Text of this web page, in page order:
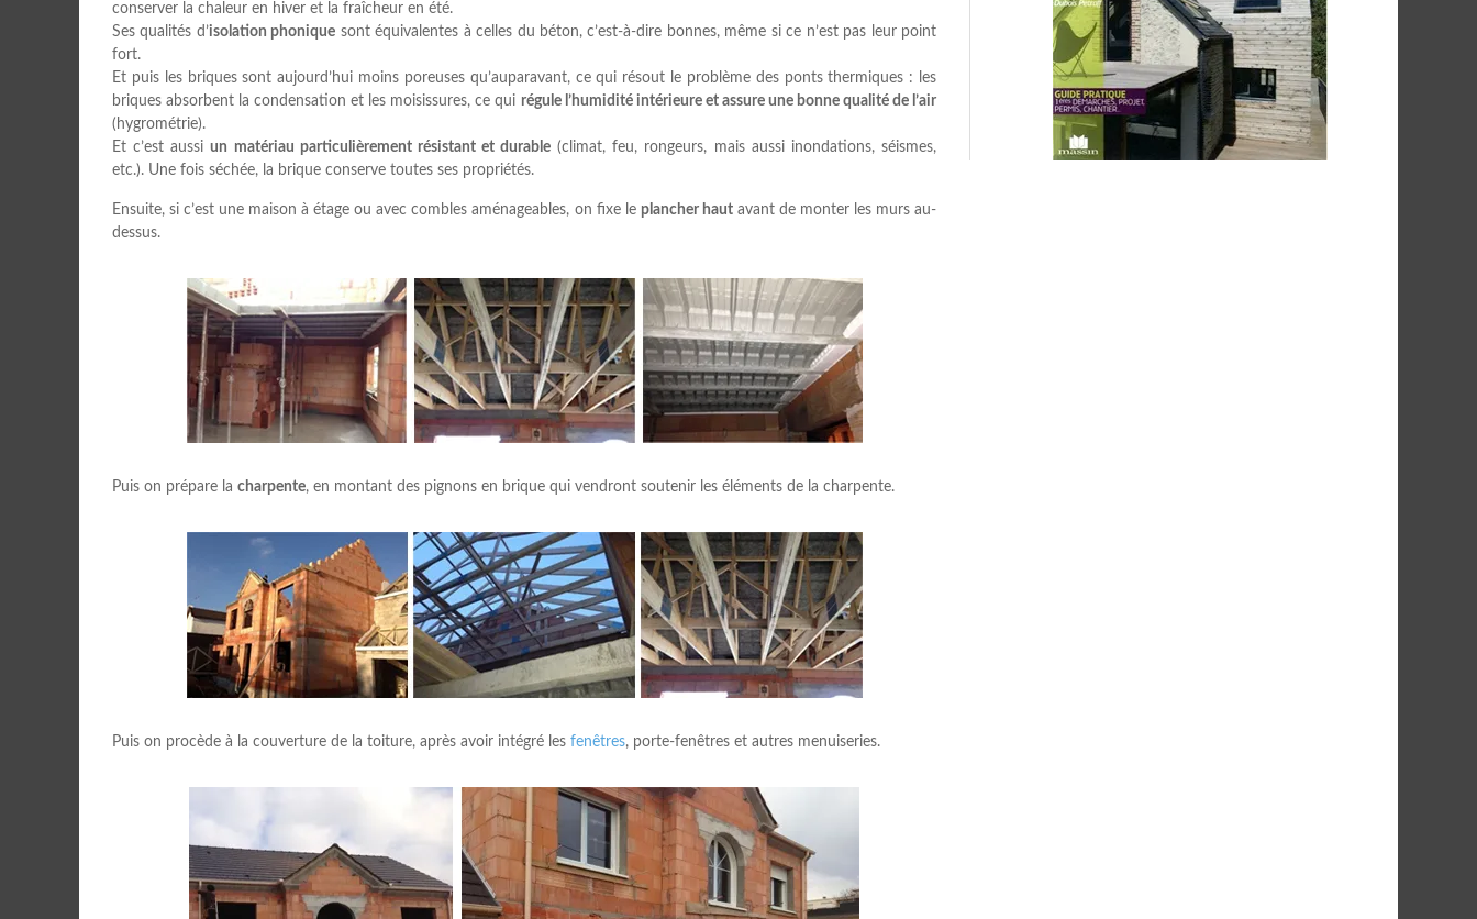
conserver la chaleur en hiver et la fraîcheur en été.
Ses qualités d’isolation phonique sont équivalentes à celles du béton, c’est-à-dire bonnes, même si ce n’est pas leur point
fort.
Et puis les briques sont aujourd’hui moins poreuses qu’auparavant, ce qui résout le problème des ponts thermiques : les
briques absorbent la condensation et les moisissures, ce qui régule l’humidité intérieure et assure une bonne qualité de l’air
(hygrométrie).
Et c’est aussiun matériau particulièrement résistant et durable (climat, feu, rongeurs, mais aussi inondations, séismes,
etc.). Une fois séchée, la brique conserve toutes ses propriétés.
Ensuite, si c’est une maison à étage ou avec combles aménageables, on fixe le plancher hautavant de monter les murs au-
dessus.
Puis on prépare la charpente, en montant des pignons en brique qui vendront soutenir les éléments de la charpente.
Puis on procède à la couverture de la toiture, après avoir intégré les fenêtres, porte-fenêtres et autres menuiseries.